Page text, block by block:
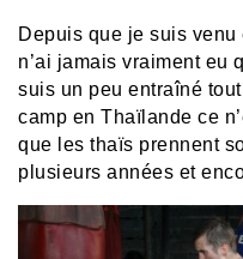
Depuis que je suis
n’ai jamais vraiment eu
suis un peu entraîné
camp en Thaïlande ce
que les thaïs prennent
plusieurs années et